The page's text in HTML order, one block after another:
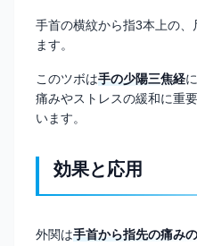
手首の横紋から指3本上の
ます。
このツボは手の少陽三焦経
痛みやストレスの緩和に重
います。
効果と応用
外関は手首から指先の痛み